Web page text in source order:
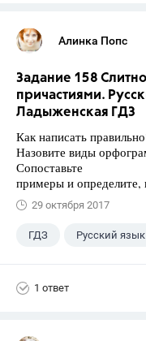
Алинка Попс
Задание 158
причастиями.
Ладыженская ГДЗ
Как написать
Назовите виды
Сопоставьте
примеры и определите,
29 октября 2017
ГДЗ Русский язык
1 ответ